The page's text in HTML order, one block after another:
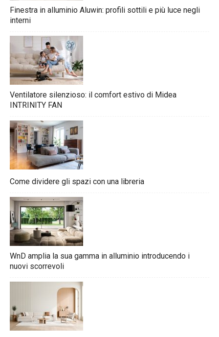
Finestra in alluminio Aluwin: profili sottili e più luce negli
interni
Ventilatore silenzioso: il comfort estivo di Midea
INTRINITY FAN
Come dividere gli spazi con una libreria
WnD amplia la sua gamma in alluminio introducendo i
nuovi scorrevoli